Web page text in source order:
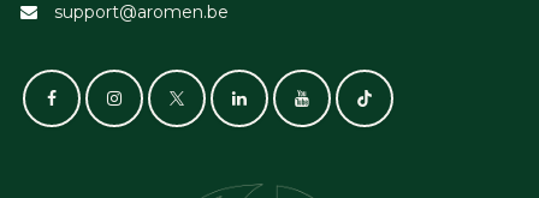
support@aromen.be